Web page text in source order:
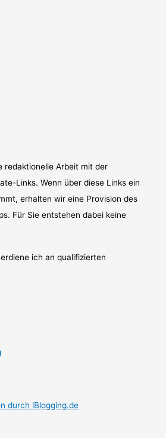
redaktionelle Arbeit mit der
Links. Wenn über diese Links ein
erhalten wir eine Provision des
Für Sie entstehen dabei keine
ich an qualifizierten
durch iBlogging.de